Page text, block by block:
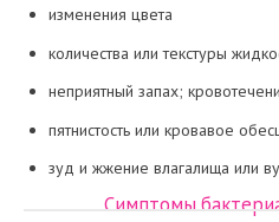
изменения цвета
количества или текстуры
неприятный запах;
пятнистость или кровавое
зуд и жжение влагалища или
Симптомы